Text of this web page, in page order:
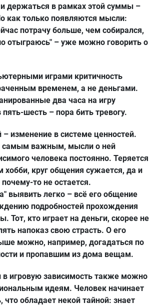
держаться в рамках этой суммы –
как только появляются мысли:
потрачу больше, чем собирался,
отыграюсь" – уже можно говорить о
играми критичность
временем, а не деньгами.
два часа на игру
шесть – пора бить тревогу.
– изменение в системе ценностей.
самым важным, мысли о ней
человека постоянно. Теряется
хобби, круг общения сужается, да и
то не остается.
выявить легко – всё его общение
подробностей прохождения
Тот, кто играет на деньги, скорее не
напоказ свою страсть. О его
можно, например, догадаться по
и пропавшим из дома вещам.
в игровую зависимость также можно
идеям. Человек начинает
что обладает некой тайной: знает